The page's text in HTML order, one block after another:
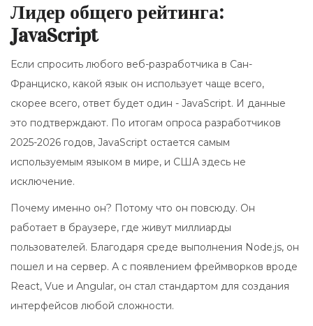
Лидер общего рейтинга:
JavaScript
Если спросить любого веб-разработчика в Сан-
Франциско, какой язык он использует чаще всего,
скорее всего, ответ будет один - JavaScript. И данные
это подтверждают. По итогам опроса разработчиков
2025-2026 годов, JavaScript остается самым
используемым языком в мире, и США здесь не
исключение.
Почему именно он? Потому что он повсюду. Он
работает в браузере, где живут миллиарды
пользователей. Благодаря среде выполнения Node.js, он
пошел и на сервер. А с появлением фреймворков вроде
React, Vue и Angular, он стал стандартом для создания
интерфейсов любой сложности.